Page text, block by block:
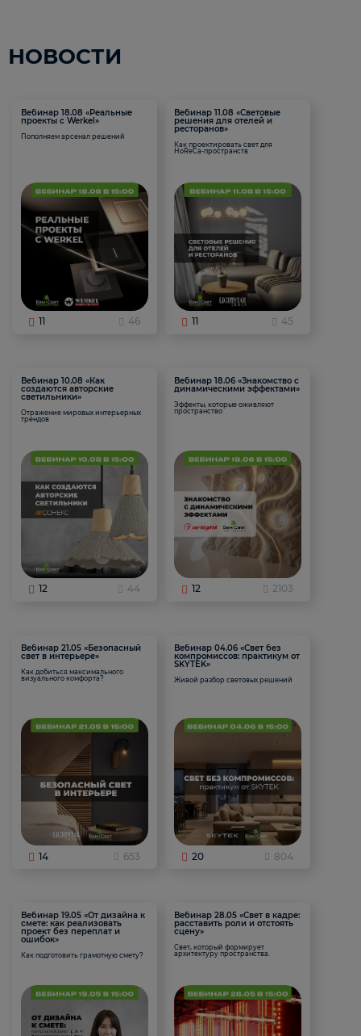
НОВОСТИ
Вебинар 18.08 «Реальные
проекты с Werkel»
Пополняем арсенал решений
11 46
Вебинар 11.08 «Световые
решения для отелей и
ресторанов»
Как проектировать свет для
HoReCa-пространств
11 45
Вебинар 10.08 «Как
создаются авторские
светильники»
Отражение мировых интерьерных
трендов
12 44
Вебинар 18.06 «Знакомство с
динамическими эффектами»
Эффекты, которые оживляют
пространство
12 2103
Вебинар 21.05 «Безопасный
свет в интерьере»
Как добиться максимального
визуального комфорта?
14 653
Вебинар 04.06 «Свет без
компромиссов: практикум от
SKYTEK»
Живой разбор световых решений
20 804
Вебинар 19.05 «От дизайна к
смете: как реализовать
проект без переплат и
ошибок»
Как подготовить грамотную смету?
Вебинар 28.05 «Свет в кадре:
расставить роли и отстоять
сцену»
Свет, который формирует
архитектуру пространства.